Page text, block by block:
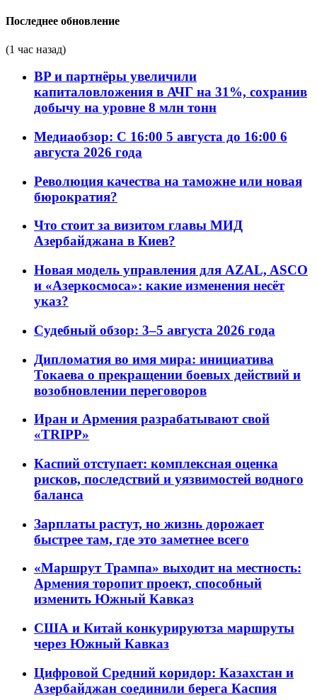
Последнее обновление
(1 час назад)
BP и партнёры увеличили
капиталовложения в АЧГ на 31%, сохранив
добычу на уровне 8 млн тонн
Медиаобзор: С 16:00 5 августа до 16:00 6
августа 2026 года
Революция качества на таможне или новая
бюрократия?
Что стоит за визитом главы МИД
Азербайджана в Киев?
Новая модель управления для AZAL, ASCO
и «Азеркосмоса»: какие изменения несёт
указ?
Судебный обзор: 3–5 августа 2026 года
Дипломатия во имя мира: инициатива
Токаева о прекращении боевых действий и
возобновлении переговоров
Иран и Армения разрабатывают свой
«TRIPP»
Каспий отступает: комплексная оценка
рисков, последствий и уязвимостей водного
баланса
Зарплаты растут, но жизнь дорожает
быстрее там, где это заметнее всего
«Маршрут Трампа» выходит на местность:
Армения торопит проект, способный
изменить Южный Кавказ
США и Китай конкурируютза маршруты
через Южный Кавказ
Цифровой Средний коридор: Казахстан и
Азербайджан соединили берега Каспия